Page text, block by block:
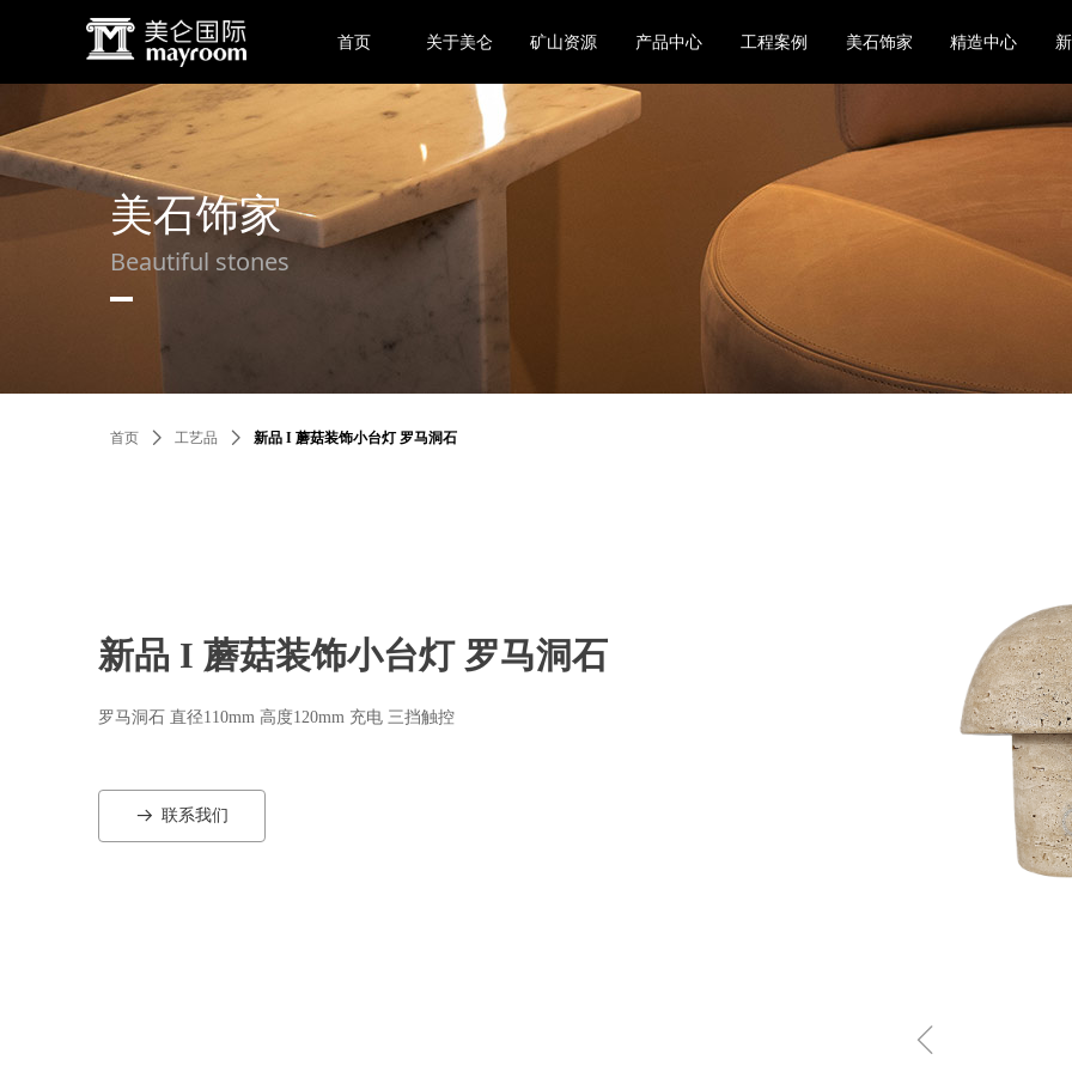
首页 关于美仑 矿山资源 产品中心 工程案例 美石饰家 精造中心
首页 ꄲ 工艺品 ꄲ 新品 I 蘑菇装饰小台灯 罗马洞石
ꁆ
新品 I 蘑菇装饰小台灯 罗马洞石
罗马洞石 直径110mm 高度120mm 充电 三挡触控
뀠 联系我们
美石饰家
Beautiful stones